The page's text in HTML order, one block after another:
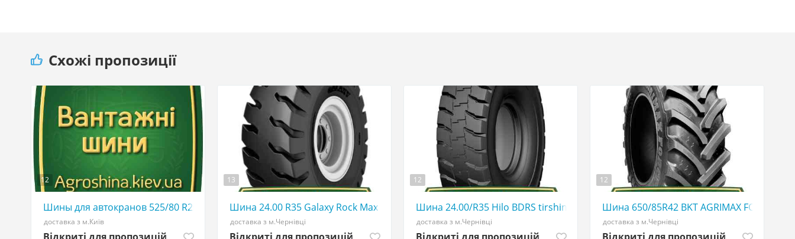
Схожі пропозиції
12
Шины для автокранов 525/80 R25 - АГРО ШИНА ☎️ 0507773380
доставка з м.Київ
13
Шина 24.00 R35 Galaxy Rock Max E4/L4 tirshina - АГРОШИНА ☎️ 0507773380
доставка з м.Чернівці
12
Шина 24.00/R35 Hilo BDRS tirshina - АГРОШИНА ☎️ 0507773380
доставка з м.Чернівці
12
Шина 650/85R42 BKT AGRIMAX FORCE
доставка з м.Чернівці